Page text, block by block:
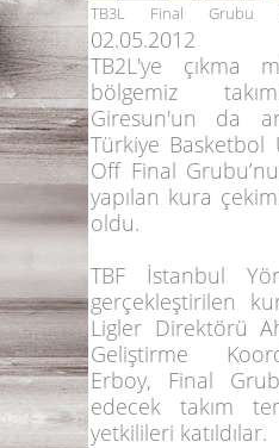
TB3L Final Grubu
02.05.2012
TB2L'ye çıkma
bölgemiz
Giresun'un da
Türkiye Basketbol
Off Final
yapılan kura
oldu.
TBF İstanbul
gerçekleştirilen
Ligler Direktörü
Geliştirme
Erboy, Final
edecek takım
yetkilileri katıldılar.